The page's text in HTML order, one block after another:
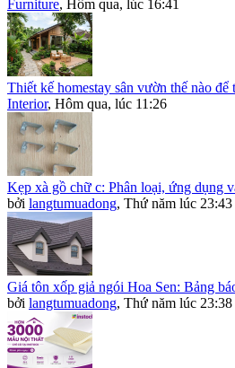
Furniture, Hôm qua, lúc 16:41
Thiết kế homestay sân vườn thế nào để
Interior, Hôm qua, lúc 11:26
Kẹp xà gồ chữ c: Phân loại, ứng dụng
bởi langtumuadong, Thứ năm lúc 23:43
Giá tôn xốp giả ngói Hoa Sen: Bảng
bởi langtumuadong, Thứ năm lúc 23:38